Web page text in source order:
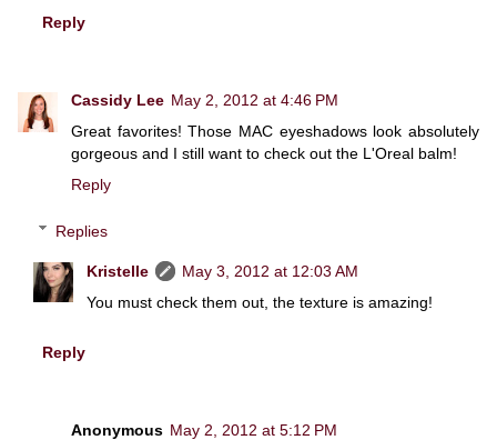
Reply
Cassidy Lee May 2, 2012 at 4:46 PM
Great favorites! Those MAC eyeshadows look absolutely
gorgeous and I still want to check out the L'Oreal balm!
Reply
Replies
Kristelle
May 3, 2012 at 12:03 AM
You must check them out, the texture is amazing!
Reply
Anonymous May 2, 2012 at 5:12 PM